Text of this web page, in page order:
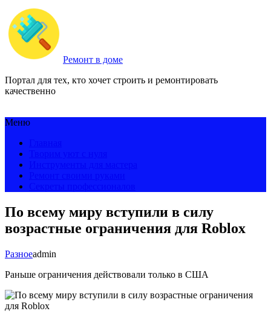
Ремонт в доме
Портал для тех, кто хочет строить и ремонтировать
качественно
Меню
По всему миру вступили в силу
возрастные ограничения для Roblox
Разноеadmin
Раньше ограничения действовали только в США